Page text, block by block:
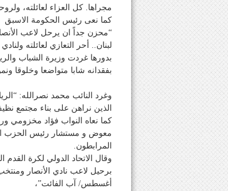
مجراها. كل العزاء لعائلته،
كما نعى رئيس الحكومة الاسبق
“محزن جداً ان يرحل لاعب
لبنان.. أحر التعازي لعائلته
بدورها غردت وزيرة الشباب
بفقدانه شابا متواضعا وخلوقا
وغرد النائب محمد نصرالله:
الذين نراهن على بناء مجتمع
كما نعاه النواب فؤاد مخزومي
معوض و مستشار رئيس الحزب
المرابطون.
وقال الاتحاد الدولي لكرة القدم
أغسطس/ آب الفائت”،